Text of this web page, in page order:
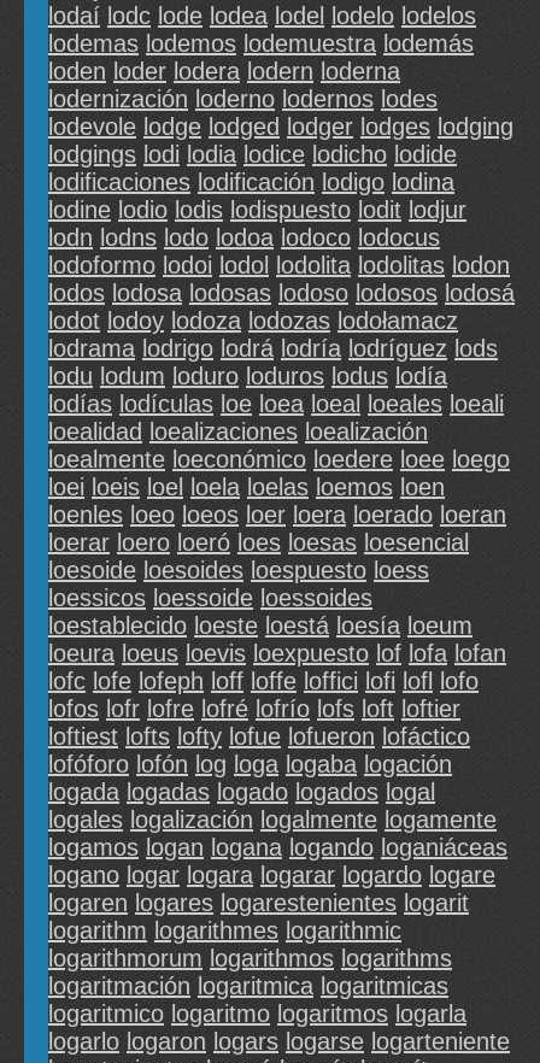
lodaí lodc lode lodea lodel lodelo lodelos
lodemas lodemos lodemuestra lodemás
loden loder lodera lodern loderna
lodernización loderno lodernos lodes
lodevole lodge lodged lodger lodges lodging
lodgings lodi lodia lodice lodicho lodide
lodificaciones lodificación lodigo lodina
lodine lodio lodis lodispuesto lodit lodjur
lodn lodns lodo lodoa lodoco lodocus
lodoformo lodoi lodol lodolita lodolitas lodon
lodos lodosa lodosas lodoso lodosos lodosá
lodot lodoy lodoza lodozas lodołamacz
lodrama lodrigo lodrá lodría lodríguez lods
lodu lodum loduro loduros lodus lodía
lodías lodículas loe loea loeal loeales loeali
loealidad loealizaciones loealización
loealmente loeconómico loedere loee loego
loei loeis loel loela loelas loemos loen
loenles loeo loeos loer loera loerado loeran
loerar loero loeró loes loesas loesencial
loesoide loesoides loespuesto loess
loessicos loessoide loessoides
loestablecido loeste loestá loesía loeum
loeura loeus loevis loexpuesto lof lofa lofan
lofc lofe lofeph loff loffe loffici lofi lofl
lofo
lofos lofr lofre lofré lofrío lofs loft loftier
loftiest lofts lofty lofue lofueron lofáctico
lofóforo lofón log loga logaba logación
logada logadas logado logados logal
logales logalización logalmente logamente
logamos logan logana logando loganiáceas
logano logar logara logarar logardo logare
logaren logares logarestenientes logarit
logarithm logarithmes logarithmic
logarithmorum logarithmos logarithms
logaritmación logaritmica logaritmicas
logaritmico logaritmo logaritmos logarla
logarlo logaron logars logarse logarteniente